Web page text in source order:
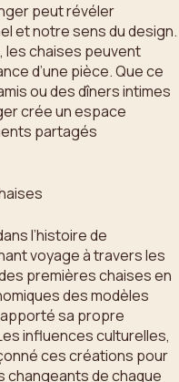
peut révéler
et notre sens du design.
les chaises peuvent
d’une pièce. Que ce
ou des dîners intimes
crée un espace
partagés
l’histoire de
voyage à travers les
premières chaises en
des modèles
sa propre
influences culturelles,
ces créations pour
changeants de chaque